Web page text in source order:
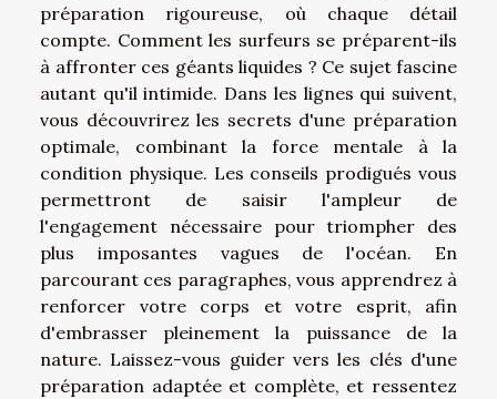
préparation rigoureuse, où chaque détail
compte. Comment les surfeurs se préparent-ils
à affronter ces géants liquides ? Ce sujet fascine
autant qu'il intimide. Dans les lignes qui suivent,
vous découvrirez les secrets d'une préparation
optimale, combinant la force mentale à la
condition physique. Les conseils prodigués vous
permettront de saisir l'ampleur de
l'engagement nécessaire pour triompher des
plus imposantes vagues de l'océan. En
parcourant ces paragraphes, vous apprendrez à
renforcer votre corps et votre esprit, afin
d'embrasser pleinement la puissance de la
nature. Laissez-vous guider vers les clés d'une
préparation adaptée et complète, et ressentez